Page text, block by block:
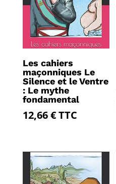
Les cahiers
maçonniques Le
Silence et le Ventre
: Le mythe
fondamental
12,66€TTC